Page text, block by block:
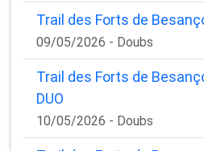
Trail des Forts de
09/05/2026 - Doubs
Trail des Forts de
DUO
10/05/2026 - Doubs